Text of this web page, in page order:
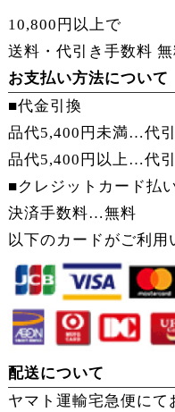
10,800円以上で
送料・代引き手数料
お支払い方法について
■代金引換
品代5,400円未満…代
品代5,400円以上…代
■クレジットカード払
決済手数料…無料
以下のカードがご利用
配送について
ヤマト運輸宅急便にて